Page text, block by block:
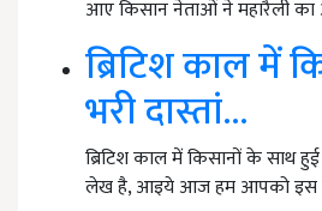
आए किसान नेताओं ने महारैली का
ब्रिटिश काल में
भरी दास्तां...
ब्रिटिश काल में किसानों के साथ
लेख है, आइये आज हम आपको